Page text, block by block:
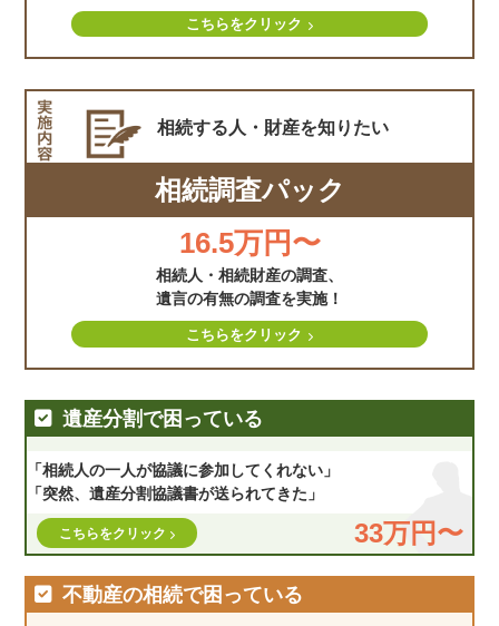
こちらをクリック
相続する人・財産を知りたい
相続調査パック
16.5万円〜
相続人・相続財産の調査、
遺言の有無の調査を実施！
こちらをクリック
遺産分割で困っている
「相続人の一人が協議に参加してくれない」
「突然、遺産分割協議書が送られてきた」
33万円〜
こちらをクリック
不動産の相続で困っている